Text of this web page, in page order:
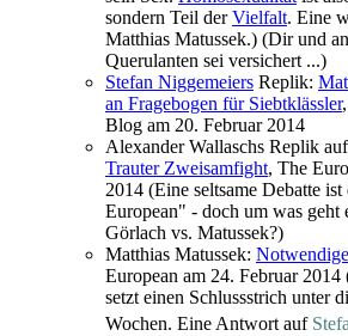
sondern Teil derVielfalt. Eine
Matthias Matussek.) (Dir und
Querulanten sei versichert ...)
Stefan Niggemeiers Replik:
an Fragebogen für Siebtklässler
Blog am 20. Februar 2014
Alexander Wallaschs Replik
Trauter Zweisamfight, The
2014 (Eine seltsame Debatte
European" - doch um was geht
Görlach vs. Matussek?)
Matthias Matussek:
European am 24. Februar 2014
setzt einen Schlussstrich unter
Wochen. Eine Antwort auf